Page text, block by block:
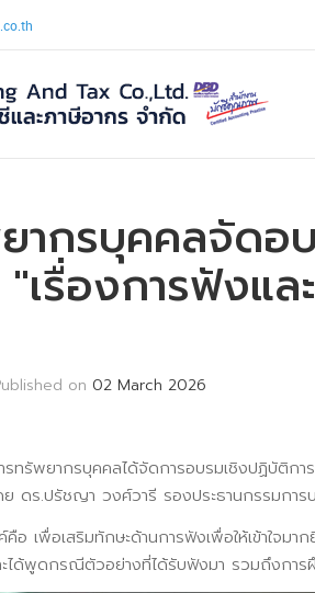
ากรบุคคลจัดอ
เรื่องการฟังแล
on 02 March 2026
พยากรบุคคลได้จัดการอบรมเชิงปฏิบัติกา
ดร.ปรัชญา วงศ์วารี รองประธานกรรมการ
เพื่อเสริมทักษะด้านการฟังเพื่อให้เข้าใจม
ะได้พูดกรณีตัวอย่างที่ได้รับฟังมา รวมถึงก